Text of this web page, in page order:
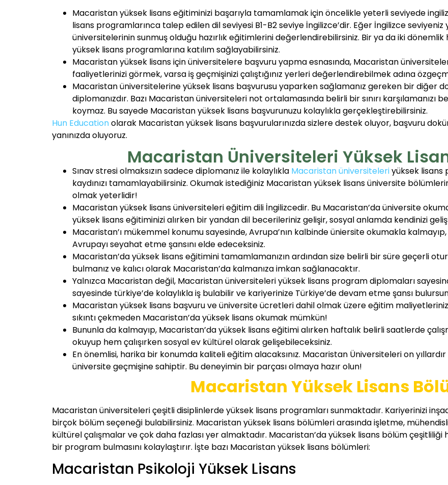
Macaristan yüksek lisans eğitiminizi başarıyla tamamlamak için öncelikle yeterli seviyede
lisans programlarınca talep edilen dil seviyesi B1-B2 seviye İngilizce’dir. Eğer İngilizce
üniversitelerinin sunmuş olduğu hazırlık eğitimlerini değerlendirebilirsiniz. Bir ya da iki
yüksek lisans programlarına katılım sağlayabilirsiniz.
Macaristan yüksek lisans için üniversitelere başvuru yapma esnasında, Macaristan
faaliyetlerinizi görmek, varsa iş geçmişinizi çalıştığınız yerleri değerlendirebilmek adına
Macaristan üniversitelerine yüksek lisans başvurusu yaparken sağlamanız gereken bir diğer
diplomanızdır. Bazı Macaristan üniversiteleri not ortalamasında belirli bir sınırı karşılamanızı
koymaz. Bu sayede Macaristan yüksek lisans başvurunuzu kolaylıkla gerçekleştirebilirsiniz.
Hun Educationolarak Macaristan yüksek lisans başvurularınızda sizlere destek oluyor, başvuru
yanınızda oluyoruz.
Macaristan Üniversiteleri Yüksek
Sınav stresi olmaksızın sadece diplomanız ile kolaylıkla Macaristan üniversiteleriyüksek lisans
kaydınızı tamamlayabilirsiniz. Okumak istediğiniz Macaristan yüksek lisans üniversite
olmak yeterlidir!
Macaristan yüksek lisans üniversiteleri eğitim dili İngilizcedir. Bu Macaristan’da üniversite
yüksek lisans eğitiminizi alırken bir yandan dil becerileriniz gelişir, sosyal anlamda kendinizi
Macaristan’ı mükemmel konumu sayesinde, Avrupa’nın kalbinde üniersite okumakla
Avrupayı seyahat etme şansını elde edeceksiniz.
Macaristan’da yüksek lisans eğitimini tamamlamanızın ardından size belirli bir süre geçerli
bulmanız ve kalıcı olarak Macaristan’da kalmanıza imkan sağlanacaktır.
Yalnızca Macaristan değil, Macaristan üniversiteleri yüksek lisans program diplomaları
sayesinde türkiye’de kolaylıkla iş bulabilir ve kariyerinize Türkiye’de devam etme şansı
Macaristan yüksek lisans başvuru ve üniversite ücretleri dahil olmak üzere eğitim
sıkıntı çekmeden Macaristan’da yüksek lisans okumak mümkün!
Bununla da kalmayıp, Macaristan’da yüksek lisans eğitimi alırken haftalık belirli saatlerde
okuyup hem çalışırken sosyal ev kültürel olarak gelişebileceksiniz.
En önemlisi, harika bir konumda kaliteli eğitim alacaksınız. Macaristan Üniversiteleri on
üniversite geçmişine sahiptir. Bu deneyimin bir parçası olmaya hazır olun!
Macaristan Yüksek Lisans
Macaristan üniversiteleri çeşitli disiplinlerde yüksek lisans programları sunmaktadır. Kariyerinizi
birçok bölüm seçeneği bulabilirsiniz. Macaristan yüksek lisans bölümleri arasında işletme,
kültürel çalışmalar ve çok daha fazlası yer almaktadır. Macaristan’da yüksek lisans bölüm
bir program bulmasını kolaylaştırır. İşte bazı Macaristan yüksek lisans bölümleri:
Macaristan Psikoloji Yüksek Lisans